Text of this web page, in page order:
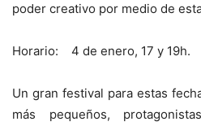
poder creativo por medio de
Horario: 4 de enero, 17 y 19h.
Un gran festival para estas
más pequeños,